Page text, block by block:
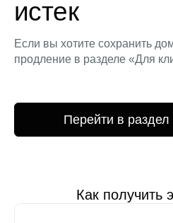
истек
Если вы хотите сохранить
продление в разделе «Для
Перейти в
Как получить